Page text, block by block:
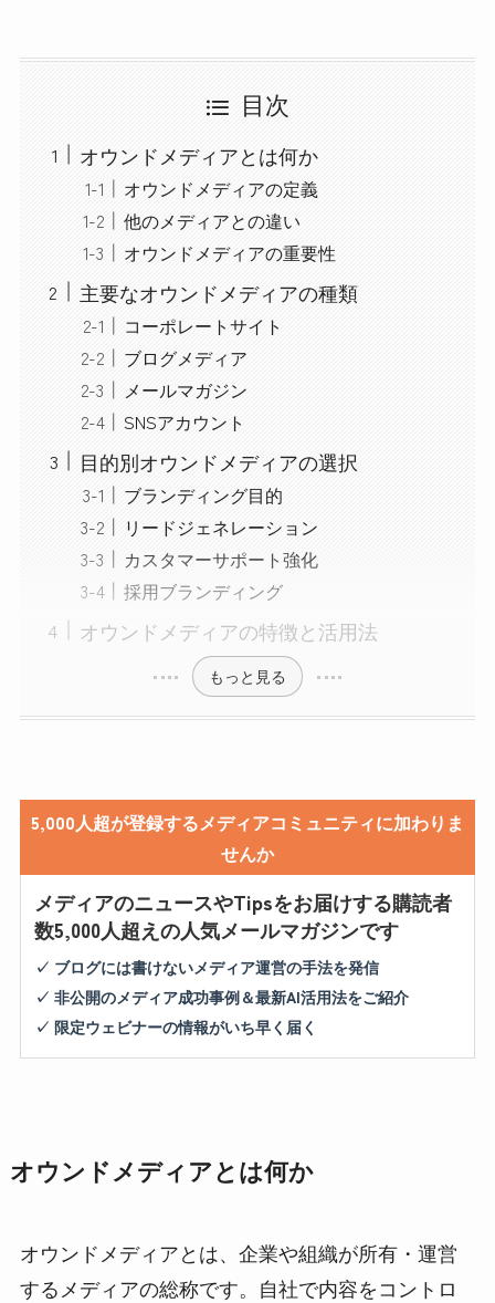
目次
オウンドメディアとは何か
オウンドメディアの定義
他のメディアとの違い
オウンドメディアの重要性
主要なオウンドメディアの種類
コーポレートサイト
ブログメディア
メールマガジン
SNSアカウント
目的別オウンドメディアの選択
ブランディング目的
リードジェネレーション
カスタマーサポート強化
採用ブランディング
オウンドメディアの特徴と活用法
もっと見る
5,000人超が登録するメディアコミュニティに加わりま
せんか
メディアのニュースやTipsをお届けする購読者
数5,000人超えの人気メールマガジンです
✓ ブログには書けないメディア運営の手法を発信
✓ 非公開のメディア成功事例＆最新AI活用法をご紹介
✓ 限定ウェビナーの情報がいち早く届く
オウンドメディアとは何か
オウンドメディアとは、企業や組織が所有・運営
するメディアの総称です。自社で内容をコントロ